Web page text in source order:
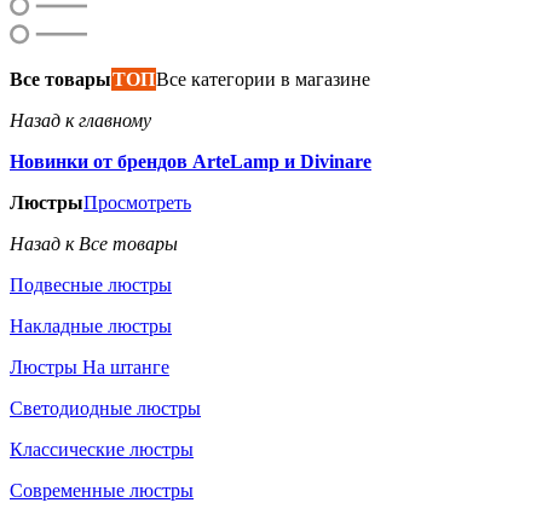
Все товарыТОПВсе категории в магазине
Назад к главному
Новинки от брендов ArteLamp и Divinare
ЛюстрыПросмотреть
Назад к Все товары
Подвесные люстры
Накладные люстры
Люстры На штанге
Светодиодные люстры
Классические люстры
Современные люстры